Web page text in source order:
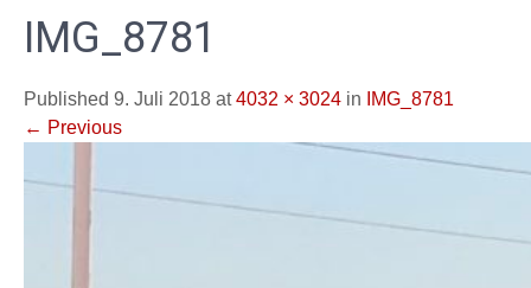
IMG_8781
Published 9. Juli 2018 at4032 × 3024 in
IMG_8781
← Previous